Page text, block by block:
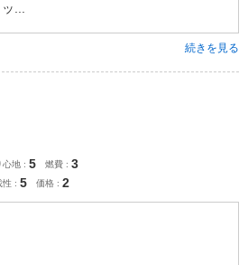
...
続きを見る
心地 5 燃費 3
性 5 価格 2